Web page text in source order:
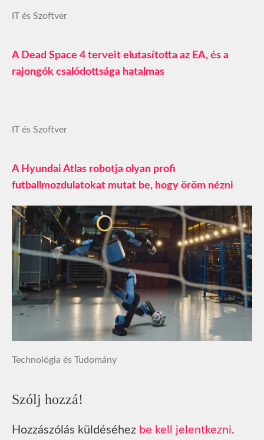
IT és Szoftver
A Dead Space 4 terveit elutasította az EA, és a
rajongók csalódottsága hatalmas
IT és Szoftver
A Hyundai Atlas robotja olyan profi
futballmozdulatokat mutat be, hogy öröm nézni
Technológia és Tudomány
Szólj hozzá!
Hozzászólás küldéséhez be kell jelentkezni.